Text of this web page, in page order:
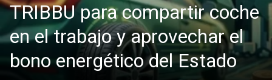
TRIBBU para compartir coche
en el trabajo y aprovechar el
bono energético del Estado